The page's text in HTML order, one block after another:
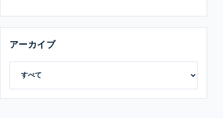
アーカイブ